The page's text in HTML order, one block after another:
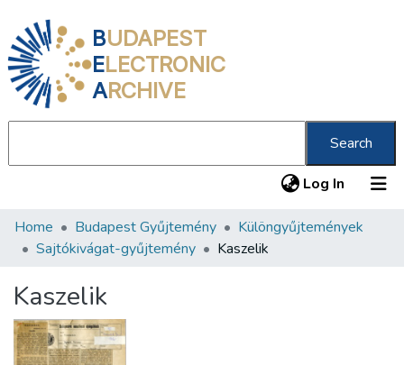
BUDAPEST
ELECTRONIC
ARCHIVE
Search
Log In (current)
Communities & Collections
Statistics
About us
Home Budapest Gyűjtemény
Különgyűjtemények
Sajtókivágat-gyűjtemény
Kaszelik
Kaszelik